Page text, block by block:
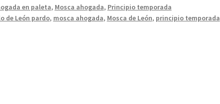
en paleta, Mosca ahogada, Principio temporada
de León pardo, mosca ahogada, Mosca de León, principio temporada